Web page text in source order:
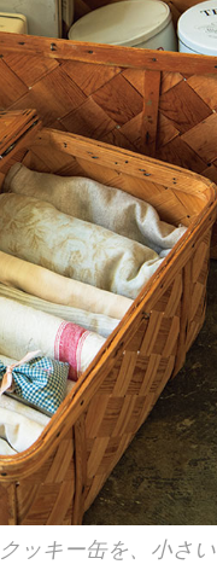
ッキー缶を、小さ